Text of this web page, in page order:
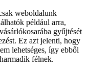
weboldalunk
például arra,
gyűjtését
Ez azt jelenti, hogy
lehetséges, így ebből
félnek.